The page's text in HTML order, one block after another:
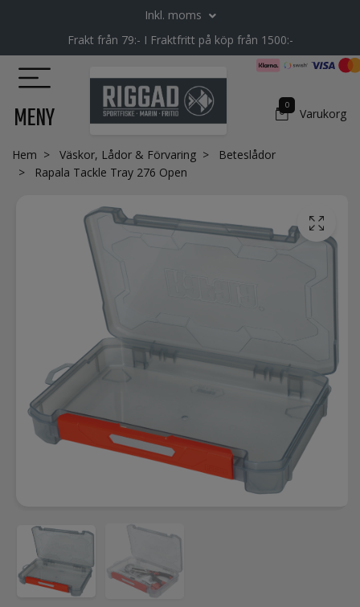
Inkl. moms
Frakt från 79:- I Fraktfritt på köp från 1500:-
MENY 0
Varukorg
Hem Väskor, Lådor & Förvaring
Beteslådor
Rapala Tackle Tray 276 Open